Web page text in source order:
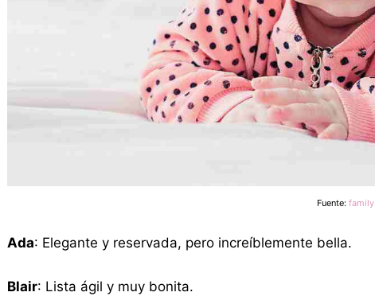
Fuente:family
Ada: Elegante y reservada, pero increíblemente bella.
Blair: Lista ágil y muy bonita.